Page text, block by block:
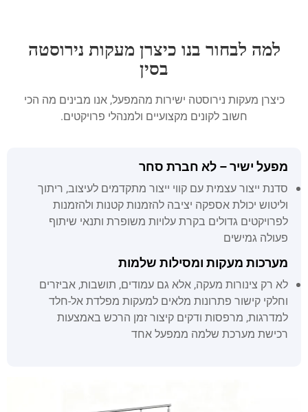
למה לבחור בנו כיצרן מעקות נירוסטה
בסין
כיצרן מעקות נירוסטה ישירות מהמפעל, אנו מבינים מה הכי
חשוב לקונים מקצועיים ולמנהלי פרויקטים.
מפעל ישיר – לא חברת סחר
סדנת ייצור עצמית עם קווי ייצור מתקדמים לעיצוב, ריתוך
וליטוש יכולת אספקה יציבה להזמנות קטנות ולהזמנות
לפרויקטים גדולים בקרת עלויות משופרת ותנאי שיתוף
פעולה גמישים
מערכות מעקות ומסילות שלמות
לא רק צינורות מעקה, אלא גם עמודים, תושבות, אביזרים
וחלקי קישור פתרונות מלאים למעקות מפלדת אל-חלד
למדרגות, מרפסות ודקים קיצור זמן הרכש באמצעות
רכישת מערכת שלמה ממפעל אחד